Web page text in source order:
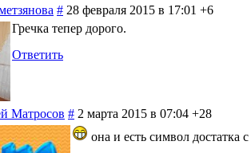
# 28 февраля 2015 в 17:01 +6
Гречка тепер дорого.
Ответить
Матросов # 2 марта 2015 в 07:04 +28
она и есть символ достатка